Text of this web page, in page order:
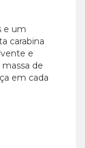
e um
carabina
e
de
em cada